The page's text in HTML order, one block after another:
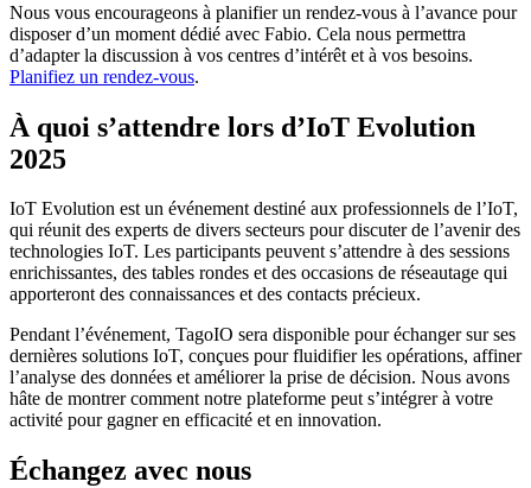
Nous vous encourageons à planifier un rendez-vous à l’avance pour
disposer d’un moment dédié avec Fabio. Cela nous permettra
d’adapter la discussion à vos centres d’intérêt et à vos besoins.
Planifiez un rendez-vous.
À quoi s’attendre lors d’IoT Evolution
2025
IoT Evolution est un événement destiné aux professionnels de l’IoT,
qui réunit des experts de divers secteurs pour discuter de l’avenir des
technologies IoT. Les participants peuvent s’attendre à des sessions
enrichissantes, des tables rondes et des occasions de réseautage qui
apporteront des connaissances et des contacts précieux.
Pendant l’événement, TagoIO sera disponible pour échanger sur ses
dernières solutions IoT, conçues pour fluidifier les opérations, affiner
l’analyse des données et améliorer la prise de décision. Nous avons
hâte de montrer comment notre plateforme peut s’intégrer à votre
activité pour gagner en efficacité et en innovation.
Échangez avec nous